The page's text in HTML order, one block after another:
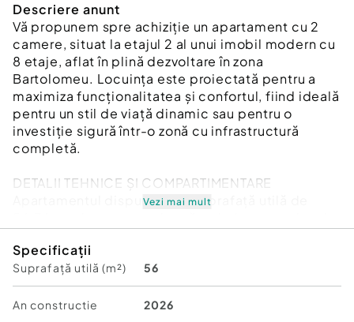
Descriere anunt
Vă propunem spre achiziție un apartament cu 2
camere, situat la etajul 2 al unui imobil modern cu
8 etaje, aflat în plină dezvoltare în zona
Bartolomeu. Locuința este proiectată pentru a
maximiza funcționalitatea și confortul, fiind ideală
pentru un stil de viață dinamic sau pentru o
investiție sigură într-o zonă cu infrastructură
completă.
DETALII TEHNICE ȘI COMPARTIMENTARE
Apartamentul dispune de o suprafață utilă de
inteligent pentru un confort optim:
- Living și bucătărie: Zonă de tip open space,
luminoasă și primitoare.
- Dormitor: Spațiu intim și bine dimensionat.
Vezi mai mult
Specificații
Suprafață utilă (m²) 56
An constructie 2026